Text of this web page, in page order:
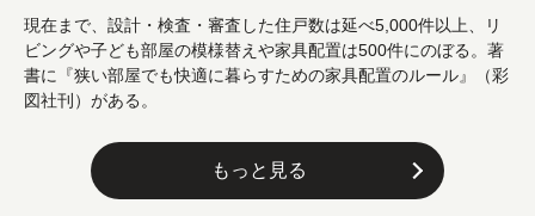
現在まで、設計・検査・審査した住戸数は延べ5,000件以上、リ
ビングや子ども部屋の模様替えや家具配置は500件にのぼる。著
書に『狭い部屋でも快適に暮らすための家具配置のルール』（彩
図社刊）がある。
もっと見る